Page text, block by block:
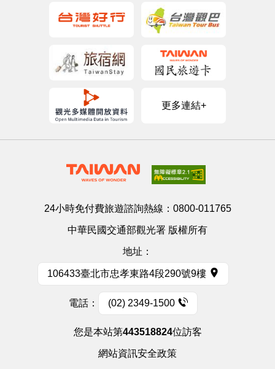
更多連結+
24小時免付費旅遊諮詢熱線： 0800-011765
中華民國交通部觀光署 版權所有
地址：
106433臺北市忠孝東路4段290號9樓
電話： (02) 2349-1500
您是本站第443518824位訪客
網站資訊安全政策